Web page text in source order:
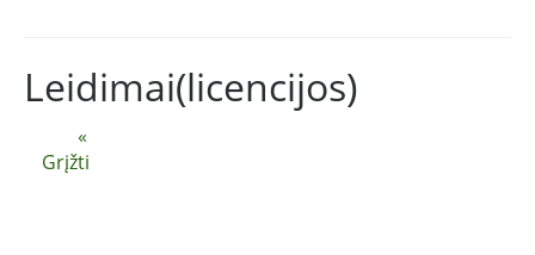
«
Grįžti
Leidimai(licencijos)